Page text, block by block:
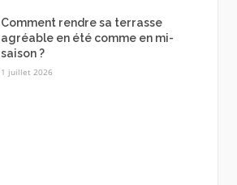
Comment rendre sa terrasse
agréable en été comme en mi-
saison ?
1 juillet 2026